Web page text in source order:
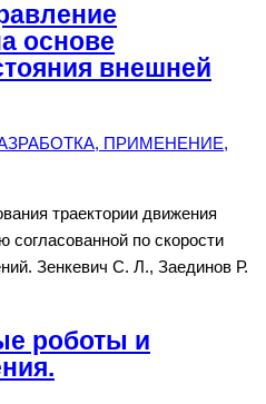
основе
внешней
ПРИМЕНЕНИЕ,
траектории движения
согласованной по скорости
Зенкевич С. Л., Заединов Р.
роботы и